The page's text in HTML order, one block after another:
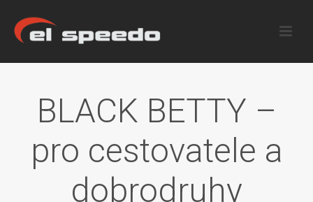
BLACK BETTY –
pro cestovatele a
dobrodruhy